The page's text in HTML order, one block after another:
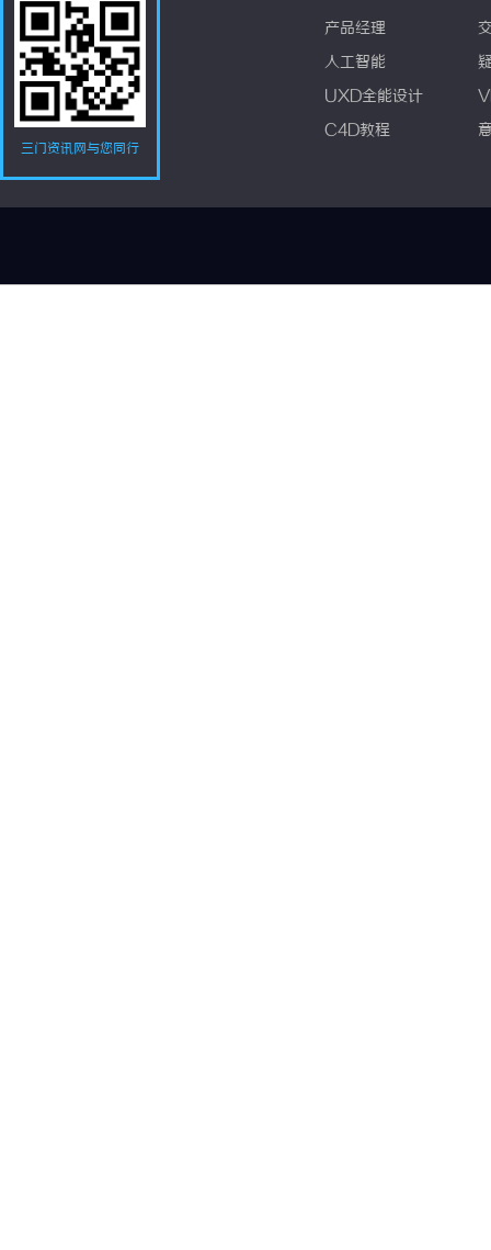
三门资讯网与您同行
产品经理
人工智能
UXD全能设计
C4D教程